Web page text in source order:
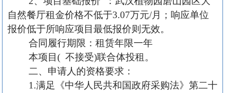
自然餐厅租金价格不低于3.07万元/月；响应单位
报价低于所响应项目最低报价则无效。
合同履行期限：租赁年限一年
本项目( 不接受)联合体投租。
二、申请人的资格要求：
1.满足《中华人民共和国政府采购法》第二十